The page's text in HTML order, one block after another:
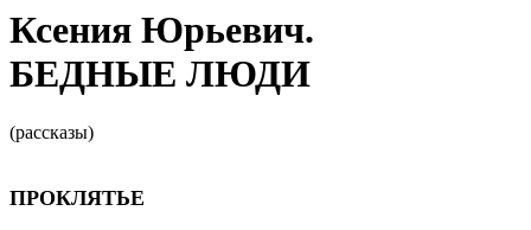
Ксения Юрьевич.
БЕДНЫЕ ЛЮДИ
(рассказы)
ПРОКЛЯТЬЕ